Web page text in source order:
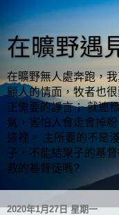
在曠野遇
在曠野無人處奔跑，
顧人的情面，牧者也
正需要的諍言； 就連
氣，害怕人會走會掉
這裡。 主所要的不是
子，不能結果子的基
救的基督徒嗎?
2020年1月27日 星期一